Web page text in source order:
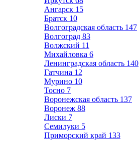
Ангарск 15
Братск 10
Волгоградская область 147
Волгоград 83
Волжский 11
Михайловка 6
Ленинградская область 140
Гатчина 12
Мурино 10
Тосно 7
Воронежская область 137
Воронеж 88
Лиски 7
Семилуки 5
Приморский край 133